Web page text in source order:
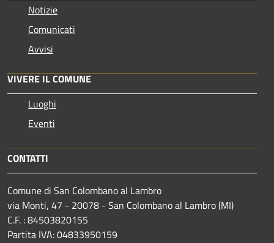
Notizie
Comunicati
Avvisi
VIVERE IL COMUNE
Luoghi
Eventi
CONTATTI
Comune di San Colombano al Lambro
via Monti, 47 - 20078 - San Colombano al Lambro (MI)
C.F. : 84503820155
Partita IVA: 04833950159